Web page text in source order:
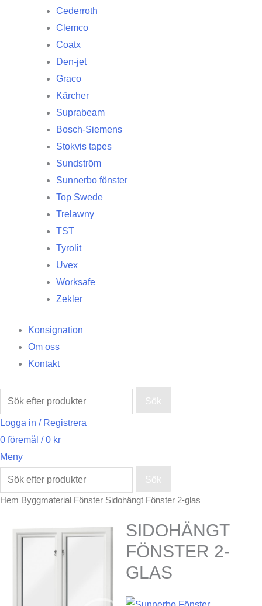
Cederroth
Clemco
Coatx
Den-jet
Graco
Kärcher
Suprabeam
Bosch-Siemens
Stokvis tapes
Sundström
Sunnerbo fönster
Top Swede
Trelawny
TST
Tyrolit
Uvex
Worksafe
Zekler
Konsignation
Om oss
Kontakt
Sök
Logga in / Registrera
0 föremål / 0 kr
Meny
Sök
Hem Byggmaterial Fönster Sidohängt Fönster 2-glas
SIDOHÄNGT
FÖNSTER 2-
GLAS